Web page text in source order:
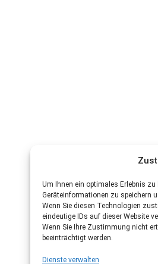
Um Ihnen ein optimales Erlebnis
Geräteinformationen zu speichern
Wenn Sie diesen Technologien
eindeutige IDs auf dieser Website
Wenn Sie Ihre Zustimmung nicht
beeinträchtigt werden.
Dienste verwalten